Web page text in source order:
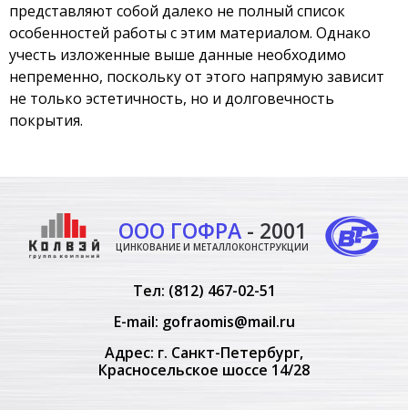
представляют собой далеко не полный список
особенностей работы с этим материалом. Однако
учесть изложенные выше данные необходимо
непременно, поскольку от этого напрямую зависит
не только эстетичность, но и долговечность
покрытия.
ООО ГОФРА- 2001
ЦИНКОВАНИЕ И МЕТАЛЛОКОНСТРУКЦИИ
Тел: (812) 467-02-51
E-mail: gofraomis@mail.ru
Адрес: г. Санкт-Петербург,
Красносельское шоссе 14/28